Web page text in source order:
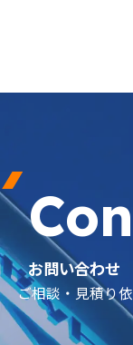
お問い合わせ
ご相談・見積り